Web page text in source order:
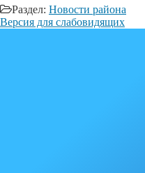
Раздел: Новости района
Версия для слабовидящих